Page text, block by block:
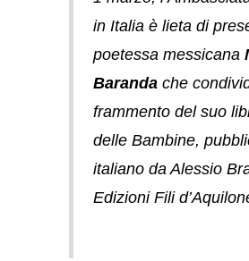
in Italia è lieta di
poetessa messicana
Baranda che
frammento del suo
delle Bambine,
italiano da Alessio
Edizioni Fili